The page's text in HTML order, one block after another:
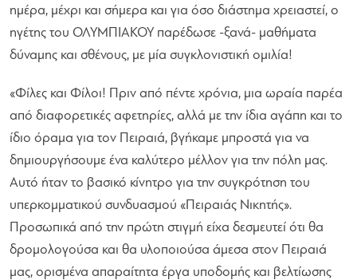
ημέρα, μέχρι και σήμερα και για όσο διάστημα χρειαστεί, ο
ηγέτης του ΟΛΥΜΠΙΑΚΟΥ παρέδωσε -ξανά- μαθήματα
δύναμης και σθένους, με μία συγκλονιστική ομιλία!
«Φίλες και Φίλοι! Πριν από πέντε χρόνια, μια ωραία παρέα
από διαφορετικές αφετηρίες, αλλά με την ίδια αγάπη και το
ίδιο όραμα για τον Πειραιά, βγήκαμε μπροστά για να
δημιουργήσουμε ένα καλύτερο μέλλον για την πόλη μας.
Αυτό ήταν το βασικό κίνητρο για την συγκρότηση του
υπερκομματικού συνδυασμού «Πειραιάς Νικητής».
Προσωπικά από την πρώτη στιγμή είχα δεσμευτεί ότι θα
δρομολογούσα και θα υλοποιούσα άμεσα στον Πειραιά
μας, ορισμένα απαραίτητα έργα υποδομής και βελτίωσης